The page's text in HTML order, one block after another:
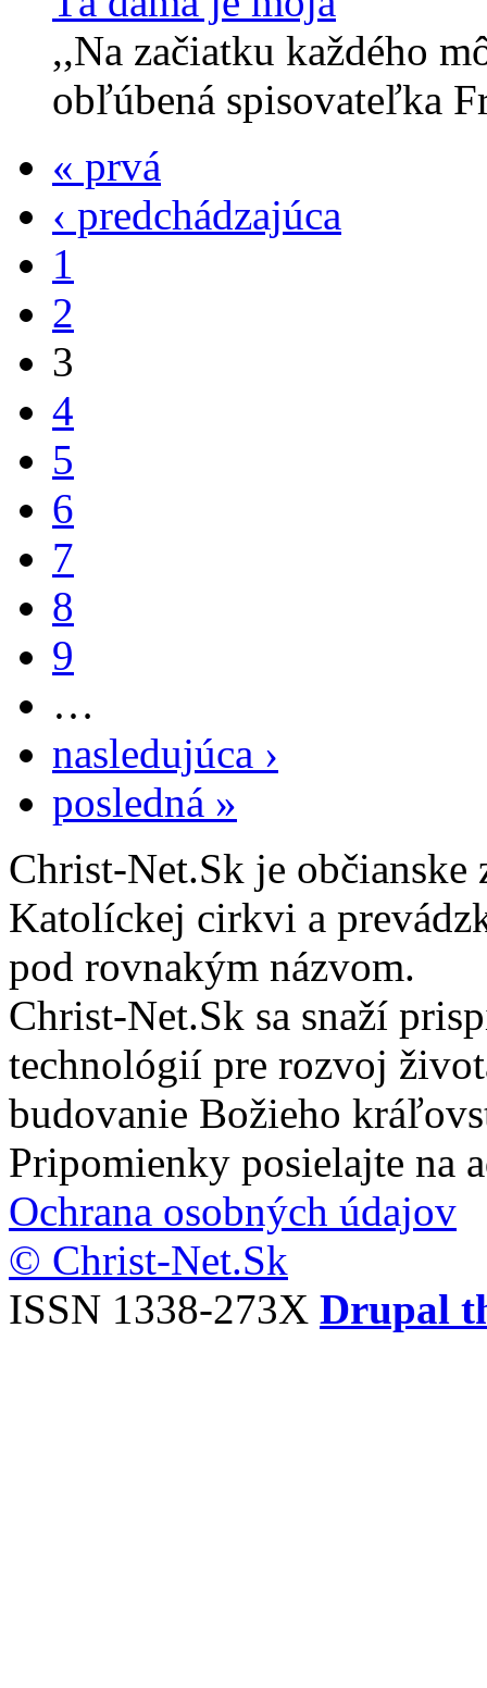
,,Na začiatku každého
obľúbená spisovateľka
« prvá
‹ predchádzajúca
1
2
3
4
5
6
7
8
9
…
nasledujúca ›
posledná »
Christ-Net.Sk je
Katolíckej cirkvi a
pod rovnakým názvom.
Christ-Net.Sk sa snaží
technológií pre rozvoj
budovanie Božieho
Pripomienky posielajte na
Ochrana osobných údajov
© Christ-Net.Sk
ISSN 1338-273X Drupal